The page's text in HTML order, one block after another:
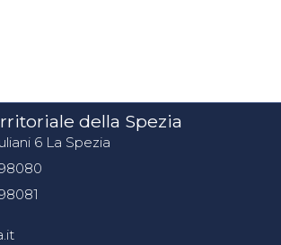
della Spezia
6 La Spezia